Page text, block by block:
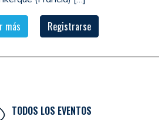
más Registrarse
TODOS LOS EVENTOS